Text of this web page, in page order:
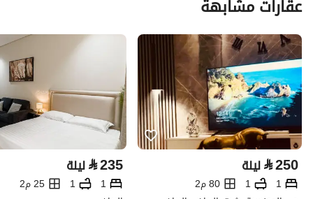
⃁250 ليلة
1
1
80 م2
⃁235 ليلة
1
1
25 م2